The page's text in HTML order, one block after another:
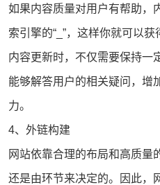
如果内容质量对用户有帮助，
索引擎的“_”，这样你就可以
内容更新时，不仅需要保持一
能够解答用户的相关疑问，增
力。
4、外链构建
网站依靠合理的布局和高质量
还是由环节来决定的。因此，